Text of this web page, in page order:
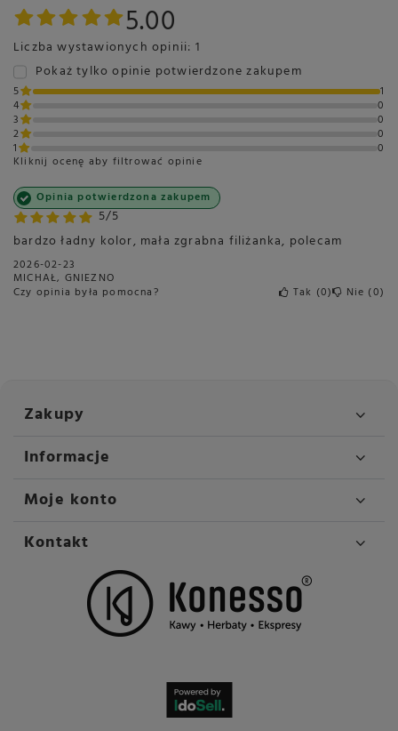
5.00
Liczba wystawionych opinii: 1
Pokaż tylko opinie potwierdzone zakupem
5
1
4
0
3
0
2
0
1
0
Kliknij ocenę aby filtrować opinie
5/5
Opinia potwierdzona zakupem
bardzo ładny kolor, mała zgrabna filiżanka, polecam
2026-02-23
MICHAŁ, GNIEZNO
Czy opinia była pomocna? Tak 0 Nie 0
Zakupy
Informacje
Moje konto
Kontakt